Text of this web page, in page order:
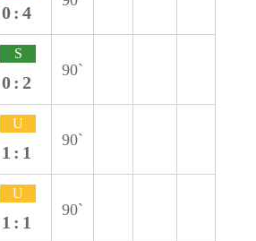
0:4
S
0:2
90`
U
1:1
90`
U
1:1
90`